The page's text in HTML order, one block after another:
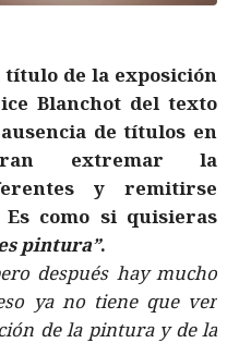
de la exposición
Blanchot del texto
de títulos en
extremar la
y remitirse
como si quisieras
pintura”.
después hay mucho
ya no tiene que ver
de la pintura y de la